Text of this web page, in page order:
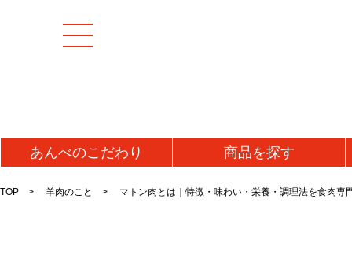
あんべのこだわり 商品を探す
TOP 羊肉のこと マトン肉とは｜特徴・味わい・栄養・調理法を食肉専